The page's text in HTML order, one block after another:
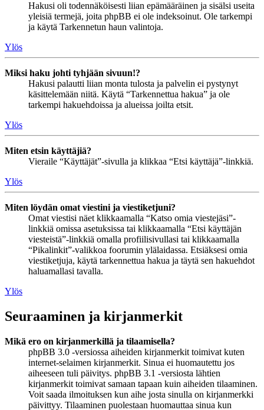
Hakusi oli todennäköisesti liian epämääräinen ja sisälsi useita
yleisiä termejä, joita phpBB ei ole indeksoinut. Ole tarkempi
ja käytä Tarkennetun haun valintoja.
Ylös
Miksi haku johti tyhjään sivuun!?
Hakusi palautti liian monta tulosta ja palvelin ei pystynyt
käsittelemään niitä. Käytä “Tarkennettua hakua” ja ole
tarkempi hakuehdoissa ja alueissa joilta etsit.
Ylös
Miten etsin käyttäjiä?
Vieraile “Käyttäjät”-sivulla ja klikkaa “Etsi käyttäjä”-linkkiä.
Ylös
Miten löydän omat viestini ja viestiketjuni?
Omat viestisi näet klikkaamalla “Katso omia viestejäsi”-
linkkiä omissa asetuksissa tai klikkaamalla “Etsi käyttäjän
viesteistä”-linkkiä omalla profiilisivullasi tai klikkaamalla
“Pikalinkit”-valikkoa foorumin ylälaidassa. Etsiäksesi omia
viestiketjuja, käytä tarkennettua hakua ja täytä sen hakuehdot
haluamallasi tavalla.
Ylös
Seuraaminen ja kirjanmerkit
Mikä ero on kirjanmerkillä ja tilaamisella?
phpBB 3.0 -versiossa aiheiden kirjanmerkit toimivat kuten
internet-selaimen kirjanmerkit. Sinua ei huomautettu jos
aiheeseen tuli päivitys. phpBB 3.1 -versiosta lähtien
kirjanmerkit toimivat samaan tapaan kuin aiheiden tilaaminen.
Voit saada ilmoituksen kun aihe josta sinulla on kirjanmerkki
päivittyy. Tilaaminen puolestaan huomauttaa sinua kun